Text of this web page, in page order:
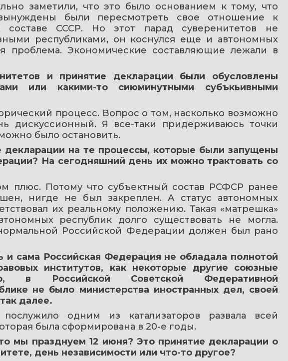
заметили, что это было основанием к тому, что
были пересмотреть свое отношение к
составе СССР. Но этот парад суверенитетов не
республиками, он коснулся еще и автономных
проблема. Экономические составляющие лежали в
и принятие декларации были обусловлены
или какими-то сиюминутными субъкьивными
процесс. Вопрос о том, насколько возможно
дискуссионный. Я все-таки придерживаюсь точки
было остановить.
декларации на те процессы, которые были запущены
На сегодняшний день их можно трактовать со
плюс. Потому что субъектный состав РСФСР ранее
нигде не был закреплен. А статус автономных
их реальному положению. Такая «матрешка»
республик долго существовать не могла.
Российской Федерации должен был рано
и сама Российская Федерация не обладала полнотой
институтов, как некоторые другие союзные
в Российской Советской Федеративной
не было министерства иностранных дел, своей
далее.
одним из катализаторов развала всей
была сформирована в 20-е годы.
мы празднуем 12 июня? Это принятие декларации о
день независимости или что-то другое?